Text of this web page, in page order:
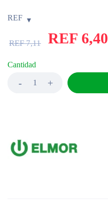
REF
REF7,11 REF 6,40
Cantidad